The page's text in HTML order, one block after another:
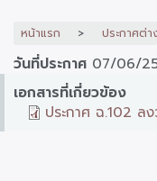
หน้าแรก ประกาศต่า
วันที่ประกาศ 07/06/
เอกสารที่เกี่ยวข้อง
ประกาศ ฉ.102